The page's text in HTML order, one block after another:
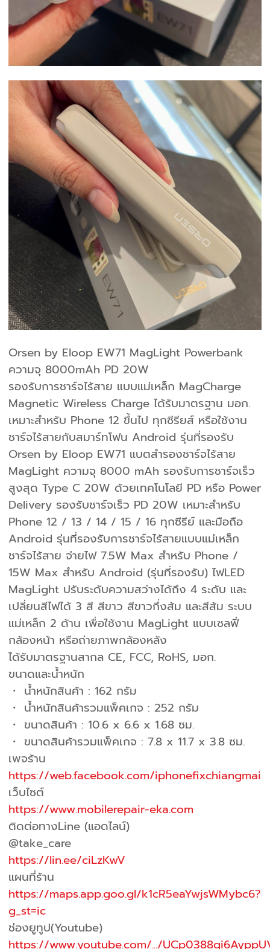
Orsen by Eloop EW71 MagLight Powerbank
ความจุ 8000mAh PD 20W
รองรับการชาร์จไร้สาย แบบแม่เหล็ก MagCharge
Magnetic Wireless Charge ได้รับมาตรฐาน มอก.
เหมาะสำหรับ Phone 12 ขึ้นไป ทุกซีรียส์ หรือใช้งาน
ชาร์จไร้สายกับสมาร์ทโฟน Android รุ่นที่รองรับ
Orsen by Eloop EW71 แบตสำรองชาร์จไร้สาย
MagLight ความจุ 8000 mAh รองรับการชาร์จเร็ว
สูงสุด Type C 20W ด้วยเทคโนโลยี PD หรือ Power
Delivery รองรับชาร์จเร็ว PD 20W เหมาะสำหรับ
Phone 12 / 13 / 14 / 15 / 16 ทุกซีรีย์ และมือถือ
Android รุ่นที่รองรับการชาร์จไร้สายแบบแม่เหล็ก
ชาร์จไร้สาย จ่ายไฟ 7.5W Max สำหรับ Phone /
15W Max สำหรับ Android (รุ่นที่รองรับ) ไฟLED
MagLight ปรับระดับความสว่างได้ถึง 4 ระดับ และ
เปลี่ยนสีไฟได้ 3 สี สีขาว สีขาวกึ่งส้ม และสีส้ม ระบบ
แม่เหล็ก 2 ด้าน เพื่อใช้งาน MagLight แบบเซลฟี่
กล้องหน้า หรือถ่ายภาพกล้องหลัง
ได้รับมาตรฐานสากล CE, FCC, RoHS, มอก.
ขนาดและน้ำหนัก
・ น้ำหนักสินค้า : 162 กรัม
・ น้ำหนักสินค้ารวมแพ็คเกจ : 252 กรัม
・ ขนาดสินค้า : 10.6 x 6.6 x 1.68 ซม.
・ ขนาดสินค้ารวมแพ็คเกจ : 7.8 x 11.7 x 3.8 ซม.
เพจร้าน
https://web.facebook.com/iphonefixchiangmai
เว็บไซต์
https://www.mobilerepair-eka.com
ติดต่อทางLine (แอดไลน์)
@take_care
https://lin.ee/ciLzKwV
แผนที่ร้าน
https://maps.app.goo.gl/k1cR5eaYwjsWMybc6?
g_st=ic
ช่องยูทูป(Youtube)
https://www.youtube.com/.../